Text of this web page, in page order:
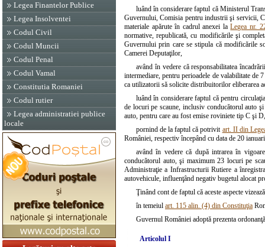
Legea Finantelor Publice
Legea Insolventei
Codul Civil
Codul Muncii
Codul Penal
Codul Vamal
Constitutia Romaniei
Codul rutier
Legea administratiei publice
locale
luând în considerare faptul că Ministerul
Guvernului, Comisia pentru industrii şi servicii,
materiale apărute în cadrul anexei laLegea nr.
normative, republicată, cu modificările şi
Guvernului prin care se stipula că modificările
Camerei Deputaţilor,
având în vedere că responsabilitatea
intermediare, pentru perioadele de valabilitate de
ca utilizatorii să solicite distribuitorilor eliberarea
luând în considerare faptul că pentru
de locuri pe scaune, inclusiv conducătorul auto
auto, pentru care au fost emise roviniete tip C şi
pornind de la faptul că potrivit art. II din
României, respectiv începând cu data de 20
având în vedere că după intrarea în
conducătorul auto, şi maximum 23 locuri pe
Administraţie a Infrastructurii Rutiere a
autovehicule, influenţând negativ bugetul alocat
Ţinând cont de faptul că aceste aspecte
în temeiul art. 115 alin. (4) din Constituţia
Guvernul României adoptă prezenta
Articolul I